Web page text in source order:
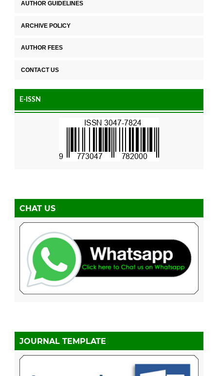
AUTHOR GUIDELINES
ARCHIVE POLICY
AUTHOR FEES
CONTACT US
E-ISSN
CHAT US
JOURNAL TEMPLATE